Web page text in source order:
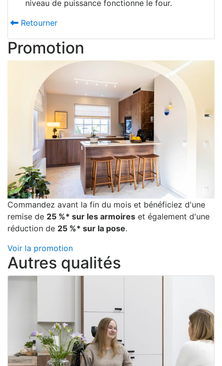
niveau de puissance fonctionne le four.
Retourner
Promotion
Commandez avant la fin du mois et bénéficiez d'une
remise de 25 %* sur les armoires et également d'une
réduction de 25 %* sur la pose.
Voir la promotion
Autres qualités